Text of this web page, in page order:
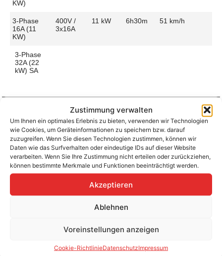
Zustimmung verwalten
Um Ihnen ein optimales Erlebnis zu bieten, verwenden wir Technologien
wie Cookies, um Geräteinformationen zu speichern bzw. darauf
zuzugreifen. Wenn Sie diesen Technologien zustimmen, können wir
Daten wie das Surfverhalten oder eindeutige IDs auf dieser Website
verarbeiten. Wenn Sie Ihre Zustimmung nicht erteilen oder zurückziehen,
können bestimmte Merkmale und Funktionen beeinträchtigt werden.
Akzeptieren
Ablehnen
Voreinstellungen anzeigen
Cookie-RichtlinieDatenschutzImpressum
KW)
3-Phase
16A (11
KW)
400V /
3x16A
11 kW 6h30m 51 km/h
3-Phase
32A (22
kW) SA
Aufladen zu Hause / am Fahrtziel
Ladeanschluss Type 2
Platzierung
Left Side
– Front
Ladezeit (0-
>490 Km)
6h30m
Ladegeschwindigkeit52 km/h
Schnellladen
>392 Km)